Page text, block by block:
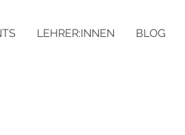
LEHRER:INNEN BLOG